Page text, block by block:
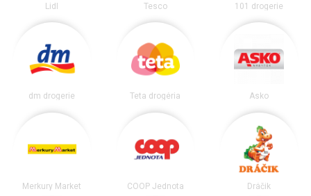
Lidl Tesco 101 drogerie
dm drogerie Teta drogéria Asko
Merkury Market COOP Jednota Dráčik